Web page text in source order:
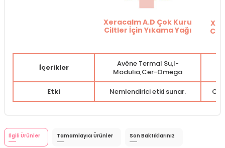
Xeracalm A.D Çok Kuru
Ciltler İçin Yıkama Yağı
İçerikler
Avéne Termal Su,I-
Modulia,Cer-Omega
Etki Nemlendirici etki sunar.
İlgili Ürünler Tamamlayıcı Ürünler Son Baktıklarınız